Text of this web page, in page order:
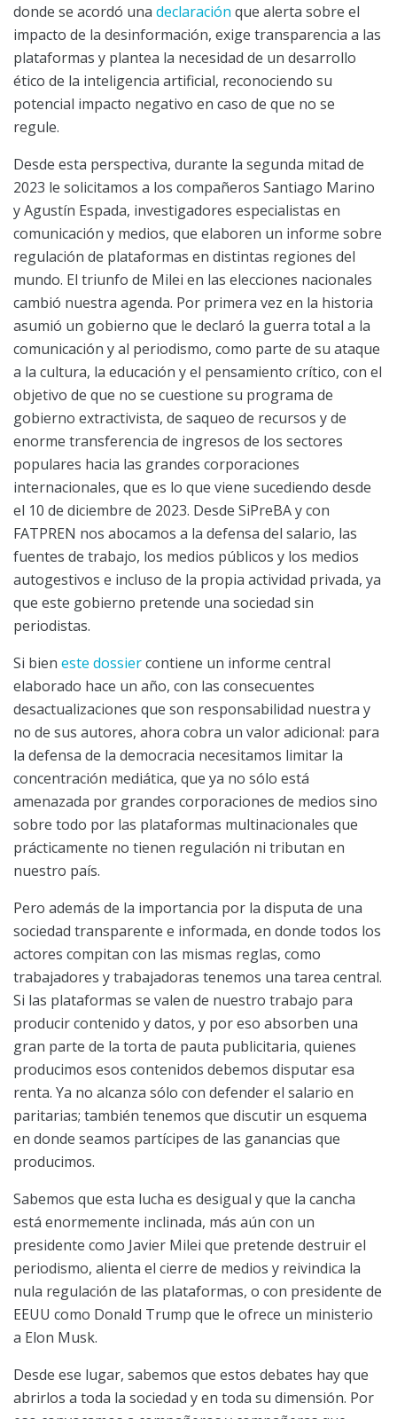
donde se acordó una declaración que alerta sobre el
impacto de la desinformación, exige transparencia a las
plataformas y plantea la necesidad de un desarrollo
ético de la inteligencia artificial, reconociendo su
potencial impacto negativo en caso de que no se
regule.
Desde esta perspectiva, durante la segunda mitad de
2023 le solicitamos a los compañeros Santiago Marino
y Agustín Espada, investigadores especialistas en
comunicación y medios, que elaboren un informe sobre
regulación de plataformas en distintas regiones del
mundo. El triunfo de Milei en las elecciones nacionales
cambió nuestra agenda. Por primera vez en la historia
asumió un gobierno que le declaró la guerra total a la
comunicación y al periodismo, como parte de su ataque
a la cultura, la educación y el pensamiento crítico, con el
objetivo de que no se cuestione su programa de
gobierno extractivista, de saqueo de recursos y de
enorme transferencia de ingresos de los sectores
populares hacia las grandes corporaciones
internacionales, que es lo que viene sucediendo desde
el 10 de diciembre de 2023. Desde SiPreBA y con
FATPREN nos abocamos a la defensa del salario, las
fuentes de trabajo, los medios públicos y los medios
autogestivos e incluso de la propia actividad privada, ya
que este gobierno pretende una sociedad sin
periodistas.
Si bien este dossiercontiene un informe central
elaborado hace un año, con las consecuentes
desactualizaciones que son responsabilidad nuestra y
no de sus autores, ahora cobra un valor adicional: para
la defensa de la democracia necesitamos limitar la
concentración mediática, que ya no sólo está
amenazada por grandes corporaciones de medios sino
sobre todo por las plataformas multinacionales que
prácticamente no tienen regulación ni tributan en
nuestro país.
Pero además de la importancia por la disputa de una
sociedad transparente e informada, en donde todos los
actores compitan con las mismas reglas, como
trabajadores y trabajadoras tenemos una tarea central.
Si las plataformas se valen de nuestro trabajo para
producir contenido y datos, y por eso absorben una
gran parte de la torta de pauta publicitaria, quienes
producimos esos contenidos debemos disputar esa
renta. Ya no alcanza sólo con defender el salario en
paritarias; también tenemos que discutir un esquema
en donde seamos partícipes de las ganancias que
producimos.
Sabemos que esta lucha es desigual y que la cancha
está enormemente inclinada, más aún con un
presidente como Javier Milei que pretende destruir el
periodismo, alienta el cierre de medios y reivindica la
nula regulación de las plataformas, o con presidente de
EEUU como Donald Trump que le ofrece un ministerio
a Elon Musk.
Desde ese lugar, sabemos que estos debates hay que
abrirlos a toda la sociedad y en toda su dimensión. Por